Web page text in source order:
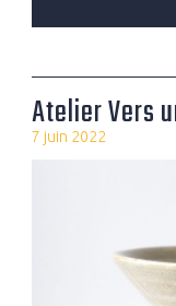
Atelier Vers
7 juin 2022